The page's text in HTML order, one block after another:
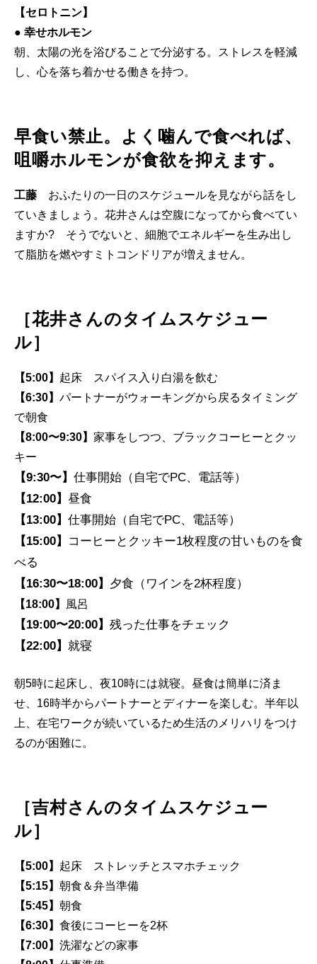
【セロトニン】
● 幸せホルモン
朝、太陽の光を浴びることで分泌する。ストレスを軽減
し、心を落ち着かせる働きを持つ。
早食い禁止。よく噛んで食べれば、
咀嚼ホルモンが食欲を抑えます。
工藤 おふたりの一日のスケジュールを見ながら話をし
ていきましょう。花井さんは空腹になってから食べてい
ますか? そうでないと、細胞でエネルギーを生み出し
て脂肪を燃やすミトコンドリアが増えません。
［花井さんのタイムスケジュー
ル］
【5:00】 起床 スパイス入り白湯を飲む
【6:30】 パートナーがウォーキングから戻るタイミング
で朝食
【8:00〜9:30】 家事をしつつ、ブラックコーヒーとクッ
キー
【9:30〜】 仕事開始（自宅でPC、電話等）
【12:00】 昼食
【13:00】 仕事開始（自宅でPC、電話等）
【15:00】
コーヒーとクッキー1枚程度の甘いものを食
べる
【16:30〜18:00】 夕食（ワインを2杯程度）
【18:00】 風呂
【19:00〜20:00】 残った仕事をチェック
【22:00】 就寝
朝5時に起床し、夜10時には就寝。昼食は簡単に済ま
せ、16時半からパートナーとディナーを楽しむ。半年以
上、在宅ワークが続いているため生活のメリハリをつけ
るのが困難に。
［吉村さんのタイムスケジュー
ル］
【5:00】 起床 ストレッチとスマホチェック
【5:15】 朝食＆弁当準備
【5:45】 朝食
【6:30】 食後にコーヒーを2杯
【7:00】 洗濯などの家事